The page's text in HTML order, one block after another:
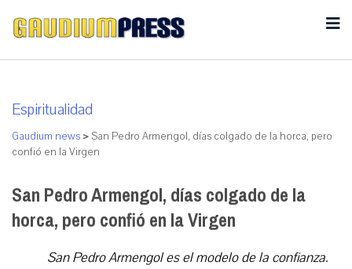
Espiritualidad
Gaudium news >San Pedro Armengol, días colgado de la horca, pero
confió en la Virgen
San Pedro Armengol, días colgado de la
horca, pero confió en la Virgen
San Pedro Armengol es el modelo de la confianza.